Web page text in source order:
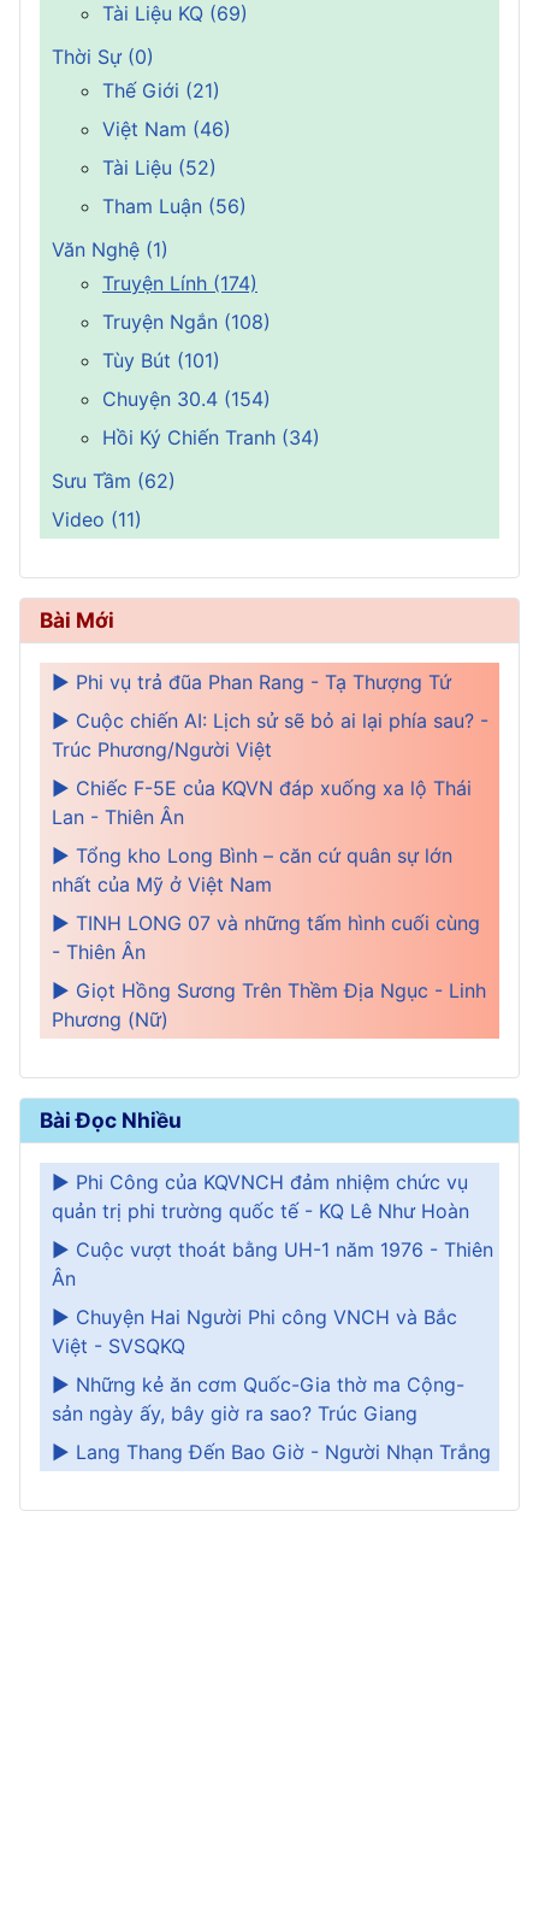
Tài Liệu KQ (69)
Thời Sự (0)
Thế Giới (21)
Việt Nam (46)
Tài Liệu (52)
Tham Luận (56)
Văn Nghệ (1)
Truyện Lính (174)
Truyện Ngắn (108)
Tùy Bút (101)
Chuyện 30.4 (154)
Hồi Ký Chiến Tranh (34)
Sưu Tầm (62)
Video (11)
Bài Mới
► Phi vụ trả đũa Phan Rang - Tạ Thượng Tứ
► Cuộc chiến AI: Lịch sử sẽ bỏ ai lại phía sau? -
Trúc Phương/Người Việt
► Chiếc F-5E của KQVN đáp xuống xa lộ Thái
Lan - Thiên Ân
► Tổng kho Long Bình – căn cứ quân sự lớn
nhất của Mỹ ở Việt Nam
► TINH LONG 07 và những tấm hình cuối cùng
- Thiên Ân
► Giọt Hồng Sương Trên Thềm Địa Ngục - Linh
Phương (Nữ)
Bài Đọc Nhiều
► Phi Công của KQVNCH đảm nhiệm chức vụ
quản trị phi trường quốc tế - KQ Lê Như Hoàn
► Cuộc vượt thoát bằng UH-1 năm 1976 - Thiên
Ân
► Chuyện Hai Người Phi công VNCH và Bắc
Việt - SVSQKQ
► Những kẻ ăn cơm Quốc-Gia thờ ma Cộng-
sản ngày ấy, bây giờ ra sao? Trúc Giang
► Lang Thang Đến Bao Giờ - Người Nhạn Trắng